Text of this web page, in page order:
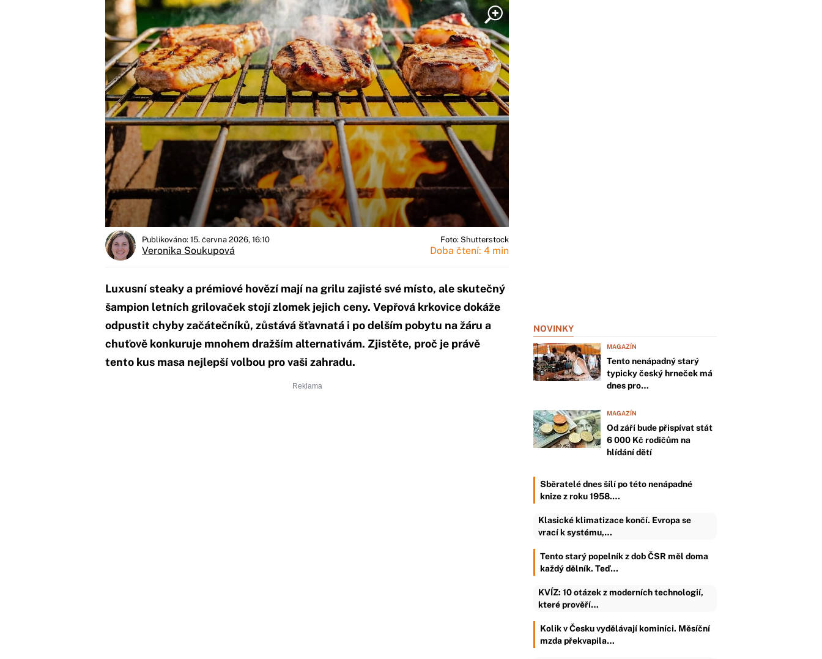
Publikováno: 15. června 2026, 16:10
Veronika Soukupová
Foto: Shutterstock
Doba čtení: 4 min
Luxusní steaky a prémiové hovězí mají na grilu zajisté své místo, ale skutečný
šampion letních grilovaček stojí zlomek jejich ceny. Vepřová krkovice dokáže
odpustit chyby začátečníků, zůstává šťavnatá i po delším pobytu na žáru a
chuťově konkuruje mnohem dražším alternativám. Zjistěte, proč je právě
tento kus masa nejlepší volbou pro vaši zahradu.
NOVINKY
MAGAZÍN
Tento nenápadný starý
typicky český hrneček má
dnes pro…
MAGAZÍN
Od září bude přispívat stát
6 000 Kč rodičům na
hlídání dětí
Sběratelé dnes šílí po této nenápadné
knize z roku 1958.…
Klasické klimatizace končí. Evropa se
vrací k systému,…
Tento starý popelník z dob ČSR měl doma
každý dělník. Teď…
KVÍZ: 10 otázek z moderních technologií,
které prověří…
Kolik v Česku vydělávají kominíci. Měsíční
mzda překvapila…